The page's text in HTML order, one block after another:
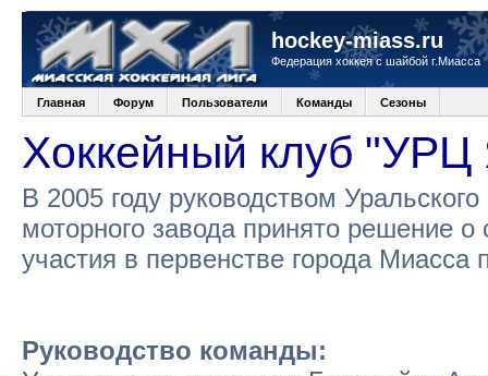
hockey-miass.ru
Федерация хоккея с шайбой г.Миасса
Главная Форум Пользователи Команды Сезоны
Хоккейный клуб
В 2005 году руководством
моторного завода принято решение
участия в первенстве города
Руководство команды: